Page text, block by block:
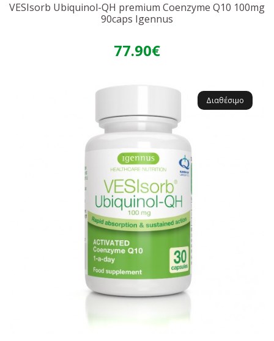
VESIsorb Ubiquinol-QH premium Coenzyme Q10 100mg
90caps Igennus
77.90€
Διαθέσιμο